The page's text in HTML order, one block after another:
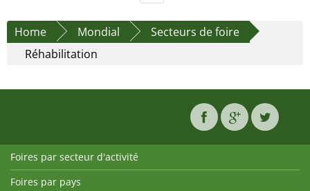
Home Mondial
Secteurs de foire
Réhabilitation
Foires par secteur d'activité
Foires par pays